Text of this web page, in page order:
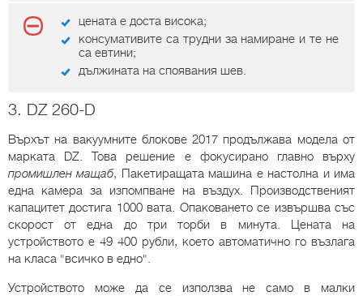
цената е доста висока;
консумативите са трудни за намиране и те не
са евтини;
дължината на споявания шев.
3. DZ 260-D
Върхът на вакуумните блокове 2017 продължава модела от
марката DZ. Това решение е фокусирано главно върху
промишлен мащаб, Пакетиращата машина е настолна и има
една камера за изпомпване на въздух. Производственият
капацитет достига 1000 вата. Опаковането се извършва със
скорост от една до три торби в минута. Цената на
устройството е 49 400 рубли, което автоматично го възлага
на класа "всичко в едно".
Устройството може да се използва не само в малки